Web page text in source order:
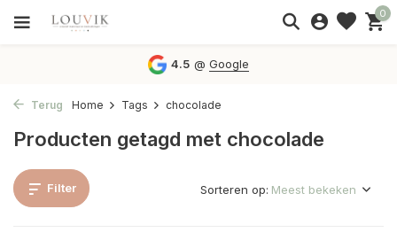
0
4.5 @Google
Terug Home Tags chocolade
Producten getagd met chocolade
Filter Sorteren op: